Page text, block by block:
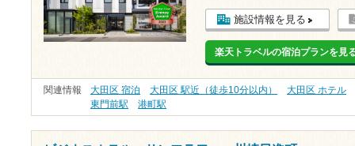
施設情報を見る
楽天トラベルの宿泊プランを見
関連情報 大田区 宿泊 大田区 駅近（徒歩10分以内）
大田区 ホテル
東門前駅
港町駅